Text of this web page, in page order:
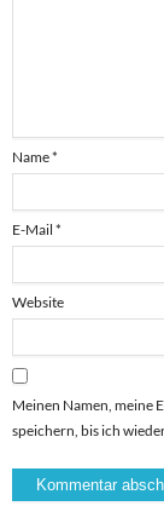
Name*
E-Mail *
Website
Meinen Namen, meine
speichern, bis ich